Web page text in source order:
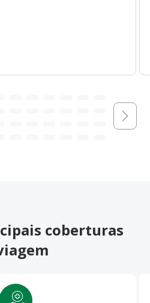
coberturas